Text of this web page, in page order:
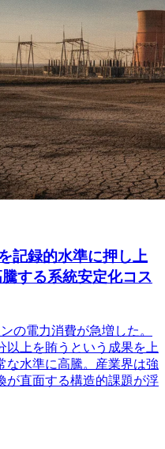
記録的水準に押し上
する系統安定化コス
の電力消費が急増した。
以上を賄うという成果を上
な水準に高騰。産業界は強
が直面する構造的課題が浮